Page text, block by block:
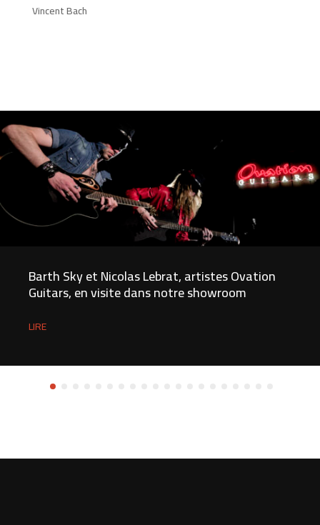
Vincent Bach
Barth Sky et Nicolas Lebrat, artistes Ovation
Guitars, en visite dans notre showroom
LIRE